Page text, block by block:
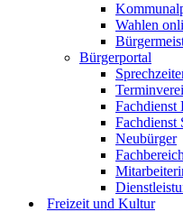
Wahlen
Bürgerportal
Fachdienst
Fachdienst
Neubürger
Freizeit und Kultur